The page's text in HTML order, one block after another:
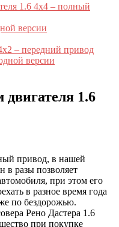
1.6 4х4 – полный
версии
– передний привод
версии
двигателя 1.6
привод, в нашей
в разы позволяет
при этом его
в разное время года
по бездорожью.
Рено Дастера 1.6
при покупке